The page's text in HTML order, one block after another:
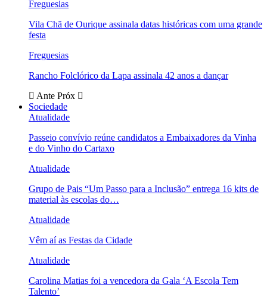
Freguesias
Vila Chã de Ourique assinala datas históricas com uma grande
festa
Freguesias
Rancho Folclórico da Lapa assinala 42 anos a dançar
Ante Próx
Sociedade
Atualidade
Passeio convívio reúne candidatos a Embaixadores da Vinha
e do Vinho do Cartaxo
Atualidade
Grupo de Pais “Um Passo para a Inclusão” entrega 16 kits de
material às escolas do…
Atualidade
Vêm aí as Festas da Cidade
Atualidade
Carolina Matias foi a vencedora da Gala ‘A Escola Tem
Talento’